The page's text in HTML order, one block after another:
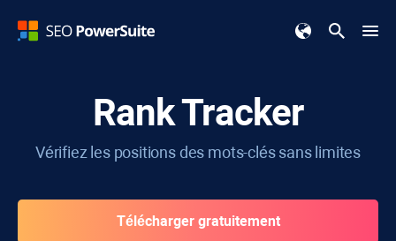
Rank Tracker
Vérifiez les positions des mots-clés sans limites
Télécharger gratuitement